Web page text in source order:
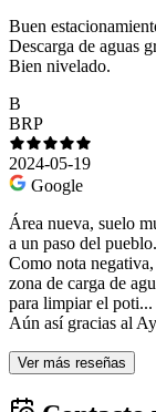
Buen
Descarga de aguas
Bien nivelado.
B
BRP
2024-05-19
Google
Área nueva, suelo
a un paso del pueblo.
Como nota
zona de carga de
para limpiar el poti...
Aún así gracias al
Ver más reseñas